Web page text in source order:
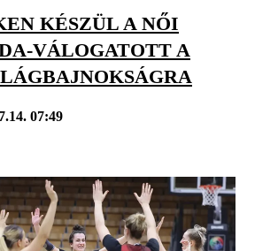
KÉSZÜL A NŐI
VÁLOGATOTT A
07:49